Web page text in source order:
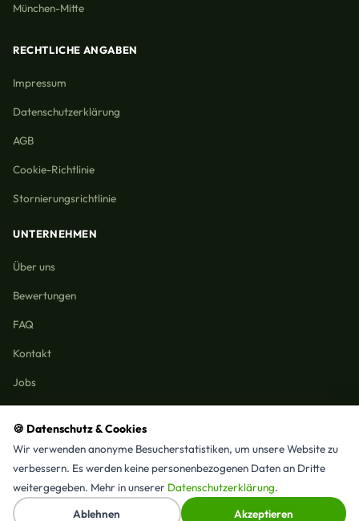
🍪 Datenschutz & Cookies
Wir verwenden anonyme Besucherstatistiken, um unsere Website zu
verbessern. Es werden keine personenbezogenen Daten an Dritte
weitergegeben. Mehr in unserer Datenschutzerklärung.
Ablehnen
Akzeptieren
München-Mitte
RECHTLICHE ANGABEN
Impressum
Datenschutzerklärung
AGB
Cookie-Richtlinie
Stornierungsrichtlinie
UNTERNEHMEN
Über uns
Bewertungen
FAQ
Kontakt
Jobs
Alle Leistungen & Stadtteile
⭐ 4,9/5 Google · 15 Bewertungen · Seit 2025 in München
↑